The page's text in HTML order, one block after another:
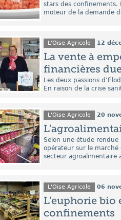
stars des confinements.
moteur de la demande
L'Oise Agricole 12
La vente à
financières
Les deux passions
En raison de la crise
L'Oise Agricole 20
Selon une étude
opérateur sur le marché
secteur agroalimentaire
L'Oise Agricole 06
L’euphorie bio
confinements